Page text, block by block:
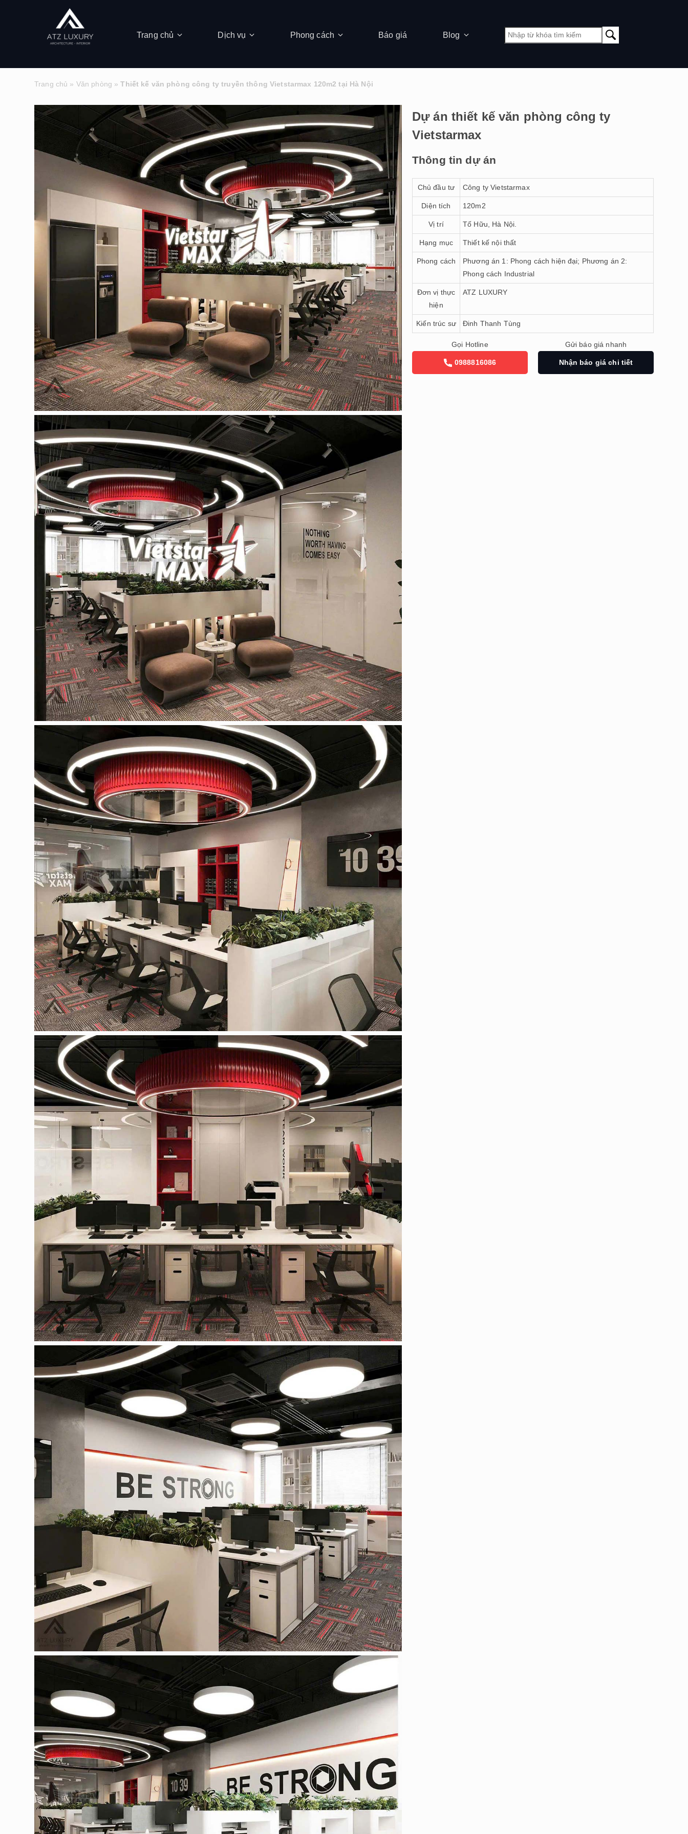
Trang chủ Dịch vụ Phong cách Báo giá Blog
Trang chủ » Văn phòng »Thiết kế văn phòng công ty truyền thông Vietstarmax 120m2 tại Hà Nội
Dự án thiết kế văn phòng công ty
Vietstarmax
Thông tin dự án
Chủ đầu tư Công ty Vietstarmax
Diện tích 120m2
Vị trí Tố Hữu, Hà Nội.
Hạng mục Thiết kế nội thất
Phong cách
Phương án 1: Phong cách hiện đại; Phương án 2:
Phong cách Industrial
Đơn vị thực
hiện
ATZ LUXURY
Kiến trúc sư Đinh Thanh Tùng
Gọi Hotline
0988816086
Gửi báo giá nhanh
Nhận báo giá chi tiết